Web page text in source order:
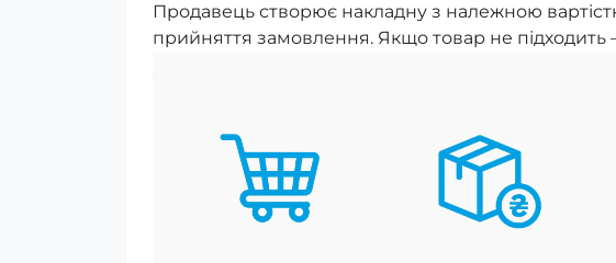
Продавець створює накладну з належною
прийняття замовлення. Якщо товар не підходить